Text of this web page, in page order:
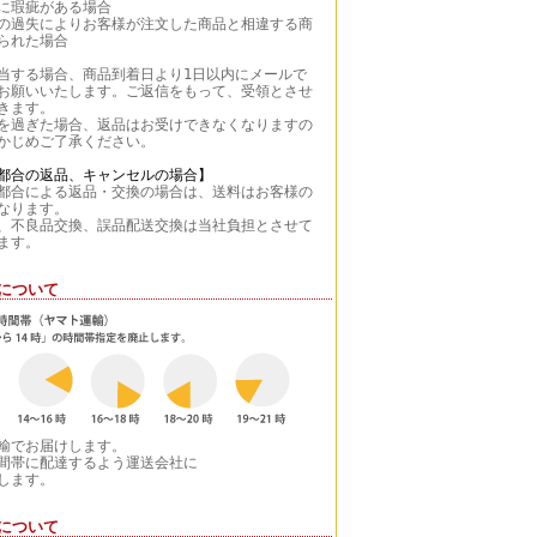
瑕疵がある場合
過失によりお客様が注文した商品と相違する商
れた場合
する場合、商品到着日より1日以内にメールで
願いいたします。ご返信をもって、受領とさせ
ます。
過ぎた場合、返品はお受けできなくなりますの
じめご了承ください。
合の返品、キャンセルの場合】
による返品・交換の場合は、送料はお客様の
ります。
良品交換、誤品配送交換は当社負担とさせて
す。
ついて
でお届けします。
帯に配達するよう運送会社に
ます。
ついて